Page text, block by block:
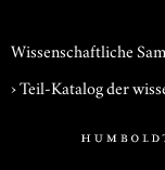
Wissenschaftliche
› Teil-Katalog der